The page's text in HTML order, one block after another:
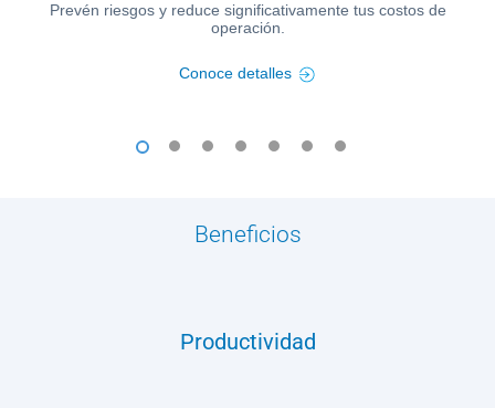
Prevén riesgos y reduce significativamente tus costos de
operación.
Conoce detalles
1 2 3 4 5 6 7
Beneficios
Productividad